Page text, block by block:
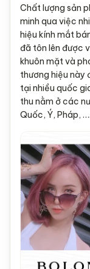
Chất lượng sản
minh qua việc
hiệu kính mắt
đã tôn lên được
khuôn mặt và
thương hiệu này
tại nhiều quốc
thu nằm ở các
Quốc, Ý, Pháp, ….